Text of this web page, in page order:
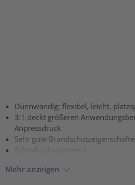
Dünnwandig: flexibel, leicht,
3:1 deckt größeren
Anpressdruck
Sehr gute
Schnell schrumpfend
Mehr anzeigen